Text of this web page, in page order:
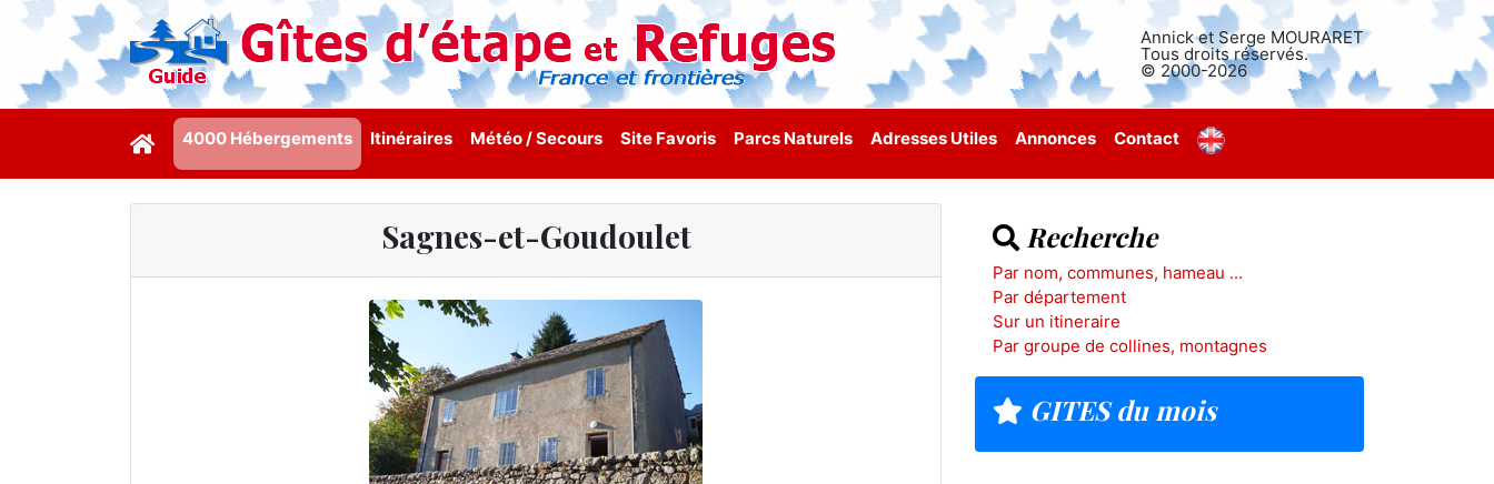
Annick et Serge MOURARET
Tous droits réservés.
© 2000-2026
4000 Hébergements Itinéraires Météo / Secours Site Favoris Parcs Naturels Adresses Utiles Annonces Contact
Sagnes-et-Goudoulet Recherche
Par nom, communes, hameau ...
Par département
Sur un itineraire
Par groupe de collines, montagnes
GITES du mois